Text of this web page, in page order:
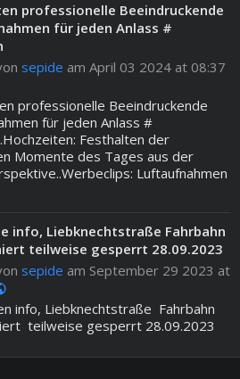
professionelle Beeindruckende
für jeden Anlass #
sepide am April 03 2024 at 08:37
professionelle Beeindruckende
für jeden Anlass #
Festhalten der
Momente des Tages aus der
Luftaufnahmen
info, Liebknechtstraße Fahrbahn
teilweise gesperrt 28.09.2023
sepide am September 29 2023 at
info, Liebknechtstraße Fahrbahn
teilweise gesperrt 28.09.2023